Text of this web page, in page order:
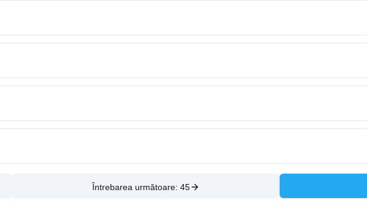
Întrebarea următoare: 45